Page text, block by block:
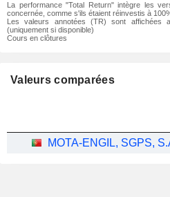
La performance "Total Return" intègre les
concernée, comme s'ils étaient réinvestis à
Les valeurs annotées (TR) sont affichées
(uniquement si disponible)
Cours en clôtures
Valeurs comparées
MOTA-ENGIL, SGPS,